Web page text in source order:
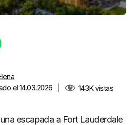
el 14.03.2026
143Kvistas
escapada a Fort Lauderdale